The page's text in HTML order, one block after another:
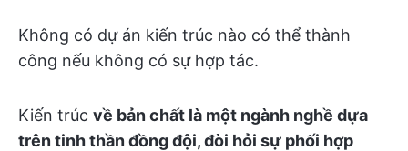
Không có dự án kiến trúc nào có thể thành
công nếu không có sự hợp tác.
Kiến trúc về bản chất là một ngành nghề dựa
trên tinh thần đồng đội, đòi hỏi sự phối hợp